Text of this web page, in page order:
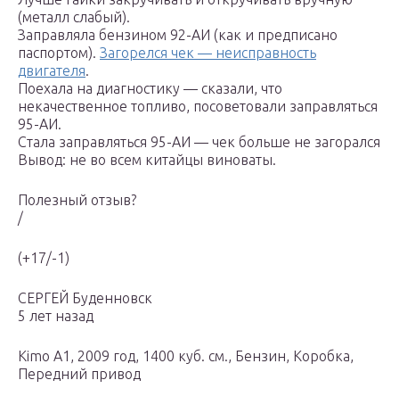
(металл слабый).
Заправляла бензином 92-АИ (как и предписано
паспортом). Загорелся чек — неисправность
двигателя.
Поехала на диагностику — сказали, что
некачественное топливо, посоветовали заправляться
95-АИ.
Стала заправляться 95-АИ — чек больше не загорался
Вывод: не во всем китайцы виноваты.
Полезный отзыв?
/
(+17/-1)
СЕРГЕЙ Буденновск
5 лет назад
Kimo A1, 2009 год, 1400 куб. см., Бензин, Коробка,
Передний привод